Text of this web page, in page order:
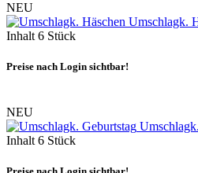
NEU
Umschlagk.
Inhalt 6 Stück
Preise nach Login sichtbar!
NEU
Inhalt 6 Stück